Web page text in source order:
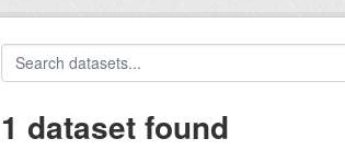
1 dataset found